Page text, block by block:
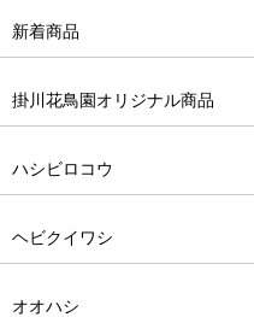
新着商品
掛川花鳥園オリジナル商品
ハシビロコウ
ヘビクイワシ
オオハシ